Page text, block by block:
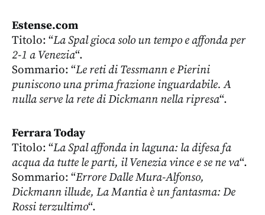
Estense.com
Titolo: “La Spal gioca solo un tempo e affonda per
2-1 a Venezia“.
Sommario: “Le reti di Tessmann e Pierini
puniscono una prima frazione inguardabile. A
nulla serve la rete di Dickmann nella ripresa“.
Ferrara Today
Titolo: “La Spal affonda in laguna: la difesa fa
acqua da tutte le parti, il Venezia vince e se ne va“.
Sommario: “Errore Dalle Mura-Alfonso,
Dickmann illude, La Mantia è un fantasma: De
Rossi terzultimo“.